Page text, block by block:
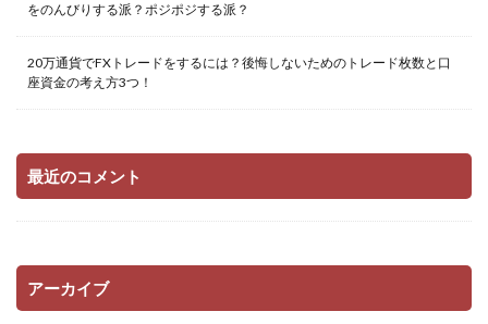
をのんびりする派？ポジポジする派？
20万通貨でFXトレードをするには？後悔しないためのトレード枚数と口
座資金の考え方3つ！
最近のコメント
アーカイブ